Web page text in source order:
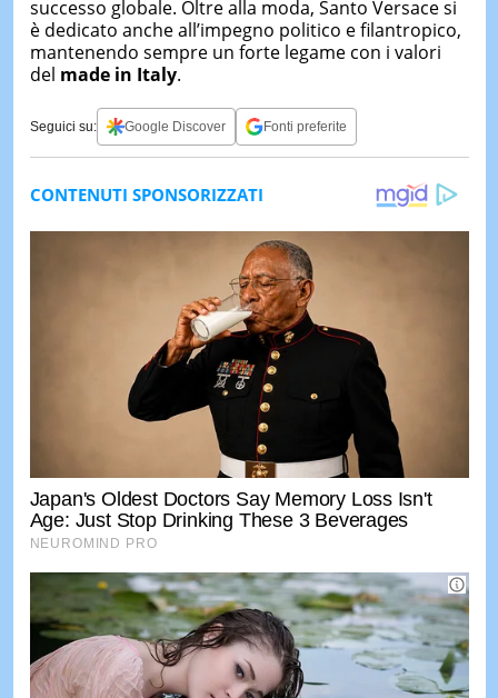
successo globale. Oltre alla moda, Santo Versace si
è dedicato anche all’impegno politico e filantropico,
mantenendo sempre un forte legame con i valori
del made in Italy.
Seguici su: Google Discover Fonti preferite